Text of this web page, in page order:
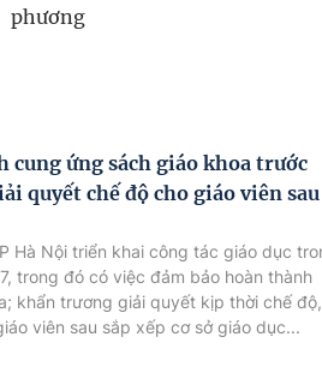
phương
cung ứng sách giáo khoa trước
quyết chế độ cho giáo viên sau
Hà Nội triển khai công tác giáo dục
trong đó có việc đảm bảo hoàn thành
khẩn trương giải quyết kịp thời chế độ,
viên sau sắp xếp cơ sở giáo dục...